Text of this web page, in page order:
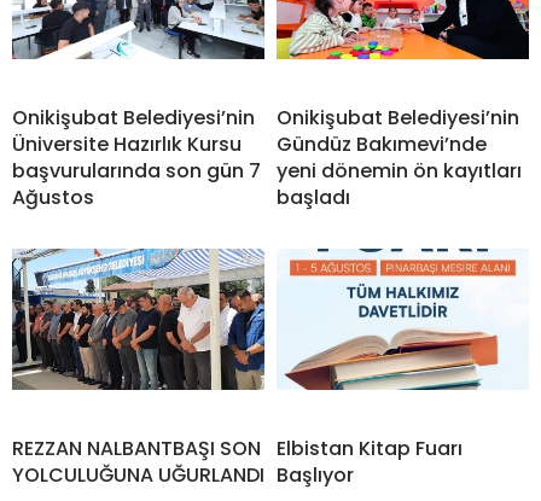
Onikişubat Belediyesi’nin
Üniversite Hazırlık Kursu
başvurularında son gün 7
Ağustos
Onikişubat Belediyesi’nin
Gündüz Bakımevi’nde
yeni dönemin ön kayıtları
başladı
REZZAN NALBANTBAŞI SON
YOLCULUĞUNA UĞURLANDI
Elbistan Kitap Fuarı
Başlıyor